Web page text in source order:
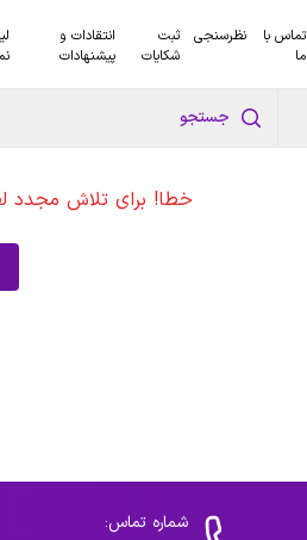
تماس با
ما
نظرسنجی
ثبت
شکایات
انتقادات و
پیشنهادات
جستجو
خطا! برای تلاش مجدد
شماره تماس: